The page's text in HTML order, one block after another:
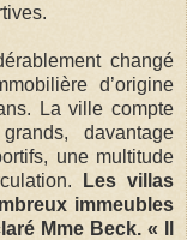
changé
d’origine
La ville compte
davantage
une multitude
Les villas
immeubles
Mme Beck. « Il